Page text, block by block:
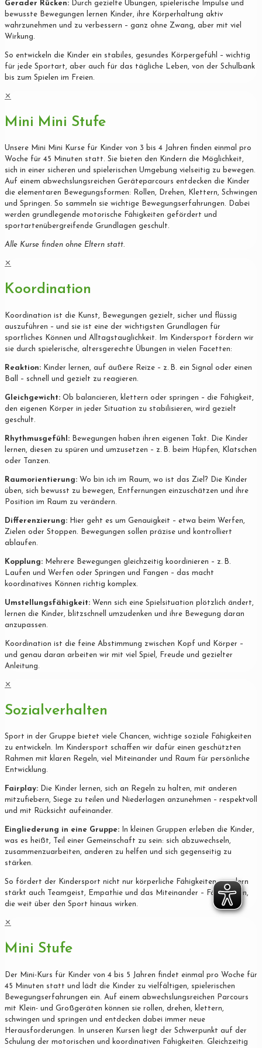
Gerader Rücken: Durch gezielte Übungen, spielerische Impulse und
bewusste Bewegungen lernen Kinder, ihre Körperhaltung aktiv
wahrzunehmen und zu verbessern – ganz ohne Zwang, aber mit viel
Wirkung.
So entwickeln die Kinder ein stabiles, gesundes Körpergefühl – wichtig
für jede Sportart, aber auch für das tägliche Leben, von der Schulbank
bis zum Spielen im Freien.
✕
Mini Mini Stufe
Unsere Mini Mini Kurse für Kinder von 3 bis 4 Jahren finden einmal pro
Woche für 45 Minuten statt. Sie bieten den Kindern die Möglichkeit,
sich in einer sicheren und spielerischen Umgebung vielseitig zu bewegen.
Auf einem abwechslungsreichen Geräteparcours entdecken die Kinder
die elementaren Bewegungsformen: Rollen, Drehen, Klettern, Schwingen
und Springen. So sammeln sie wichtige Bewegungserfahrungen. Dabei
werden grundlegende motorische Fähigkeiten gefördert und
sportartenübergreifende Grundlagen geschult.
Alle Kurse finden ohne Eltern statt.
✕
Koordination
Koordination ist die Kunst, Bewegungen gezielt, sicher und flüssig
auszuführen – und sie ist eine der wichtigsten Grundlagen für
sportliches Können und Alltagstauglichkeit. Im Kindersport fördern wir
sie durch spielerische, altersgerechte Übungen in vielen Facetten:
Reaktion: Kinder lernen, auf äußere Reize – z. B. ein Signal oder einen
Ball – schnell und gezielt zu reagieren.
Gleichgewicht: Ob balancieren, klettern oder springen – die Fähigkeit,
den eigenen Körper in jeder Situation zu stabilisieren, wird gezielt
geschult.
Rhythmusgefühl: Bewegungen haben ihren eigenen Takt. Die Kinder
lernen, diesen zu spüren und umzusetzen – z. B. beim Hüpfen, Klatschen
oder Tanzen.
Raumorientierung: Wo bin ich im Raum, wo ist das Ziel? Die Kinder
üben, sich bewusst zu bewegen, Entfernungen einzuschätzen und ihre
Position im Raum zu verändern.
Differenzierung: Hier geht es um Genauigkeit – etwa beim Werfen,
Zielen oder Stoppen. Bewegungen sollen präzise und kontrolliert
ablaufen.
Kopplung: Mehrere Bewegungen gleichzeitig koordinieren – z. B.
Laufen und Werfen oder Springen und Fangen – das macht
koordinatives Können richtig komplex.
Umstellungsfähigkeit: Wenn sich eine Spielsituation plötzlich ändert,
lernen die Kinder, blitzschnell umzudenken und ihre Bewegung daran
anzupassen.
Koordination ist die feine Abstimmung zwischen Kopf und Körper –
und genau daran arbeiten wir mit viel Spiel, Freude und gezielter
Anleitung.
✕
Sozialverhalten
Sport in der Gruppe bietet viele Chancen, wichtige soziale Fähigkeiten
zu entwickeln. Im Kindersport schaffen wir dafür einen geschützten
Rahmen mit klaren Regeln, viel Miteinander und Raum für persönliche
Entwicklung.
Fairplay: Die Kinder lernen, sich an Regeln zu halten, mit anderen
mitzufiebern, Siege zu teilen und Niederlagen anzunehmen – respektvoll
und mit Rücksicht aufeinander.
Eingliederung in eine Gruppe: In kleinen Gruppen erleben die Kinder,
was es heißt, Teil einer Gemeinschaft zu sein: sich abzuwechseln,
zusammenzuarbeiten, anderen zu helfen und sich gegenseitig zu
stärken.
So fördert der Kindersport nicht nur körperliche Fähigkeiten, sondern
stärkt auch Teamgeist, Empathie und das Miteinander – Fähigkeiten,
die weit über den Sport hinaus wirken.
✕
Mini Stufe
Der Mini-Kurs für Kinder von 4 bis 5 Jahren findet einmal pro Woche für
45 Minuten statt und lädt die Kinder zu vielfältigen, spielerischen
Bewegungserfahrungen ein. Auf einem abwechslungsreichen Parcours
mit Klein- und Großgeräten können sie rollen, drehen, klettern,
schwingen und springen und entdecken dabei immer neue
Herausforderungen. In unseren Kursen liegt der Schwerpunkt auf der
Schulung der motorischen und koordinativen Fähigkeiten. Gleichzeitig